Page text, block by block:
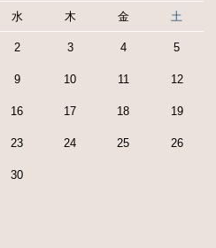
水 木 金 土
2 3 4 5
9 10 11 12
16 17 18 19
23 24 25 26
30